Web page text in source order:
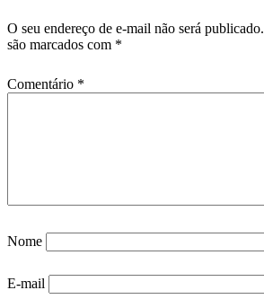
O seu endereço de e-mail não será publicado.
são marcados com *
Comentário *
Nome
E-mail